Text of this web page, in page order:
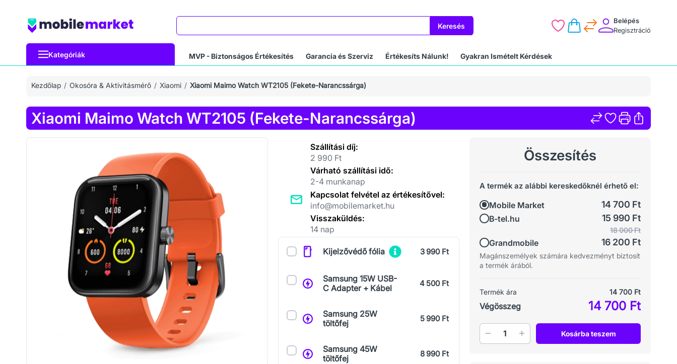
Keresés
Belépés
Regisztráció
Kategóriák MVP - Biztonságos Értékesítés Garancia és Szerviz Értékesíts Nálunk! Gyakran Ismételt Kérdések
Kezdőlap Okosóra & Aktivitásmérő Xiaomi Xiaomi Maimo Watch WT2105 (Fekete-Narancssárga)
Xiaomi Maimo Watch WT2105 (Fekete-Narancssárga)
Szállítási díj:
2 990 Ft
Várható szállítási idő:
2-4 munkanap
Kapcsolat felvétel az értékesítővel:
info@mobilemarket.hu
Visszaküldés:
14 nap
KiegészítőkKijelzővédő fólia 3 990 Ft
Samsung 15W USB-
C Adapter + Kábel
4 500 Ft
Samsung 25W
töltőfej
5 990 Ft
Samsung 45W
töltőfej
8 990 Ft
Összesítés
A termék az alábbi kereskedőknél érhető el:
Mobile Market 14 700 Ft
B-tel.hu 15 990 Ft
Grandmobile
18 000 Ft
16 200 Ft
Magánszemélyek számára kedvezményt biztosít
a termék árából.
Termék ára 14 700 Ft
Végösszeg 14 700 Ft
Mennyiség Kosárba teszem